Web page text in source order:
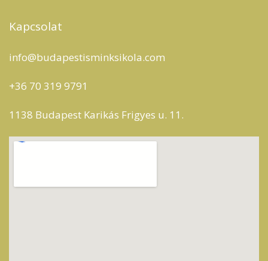
Kapcsolat
info@budapestisminksikola.com
+36 70 319 9791
1138 Budapest Karikás Frigyes u. 11.